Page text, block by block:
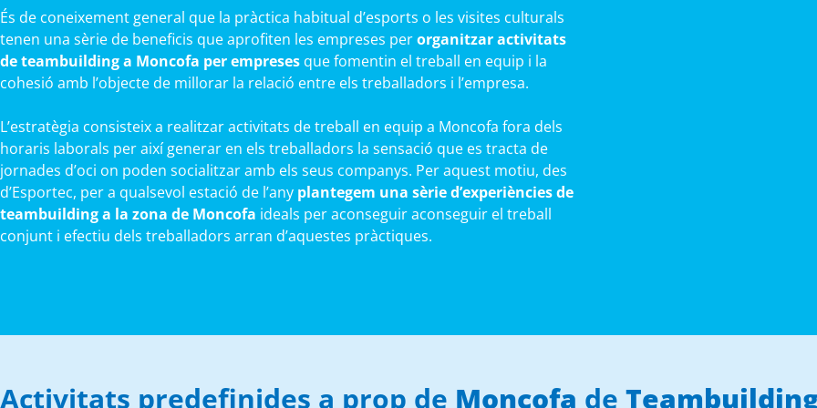
És de coneixement general que la pràctica habitual d’esports o les visites culturals
tenen una sèrie de beneficis que aprofiten les empreses perorganitzar activitats
de teambuilding a Moncofa per empreses que fomentin el treball en equip i la
cohesió amb l’objecte de millorar la relació entre els treballadors i l’empresa.
L’estratègia consisteix a realitzar activitats de treball en equip a Moncofa fora dels
horaris laborals per així generar en els treballadors la sensació que es tracta de
jornades d’oci on poden socialitzar amb els seus companys. Per aquest motiu, des
d’Esportec, per a qualsevol estació de l’any plantegem una sèrie d’experiències de
teambuilding a la zona de Moncofa ideals per aconseguir aconseguir el treball
conjunt i efectiu dels treballadors arran d’aquestes pràctiques.
Activitats predefinides a prop de Moncofa de